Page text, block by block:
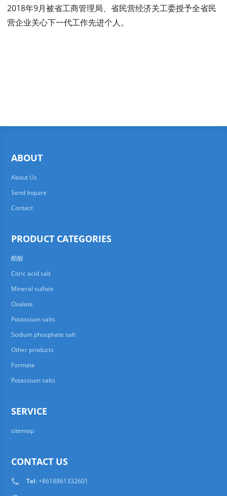
2018年9月被省工商管理局、省民营经济关工委授予全省民
营企业关心下一代工作先进个人。
ABOUT
About Us
Send Inquire
Contact
PRODUCT CATEGORIES
醋酸
Citric acid salt
Mineral sulfate
Oxalate
Potassium salts
Sodium phosphate salt
Other products
Formate
Potassium salts
SERVICE
sitemap
CONTACT US
Tel: +8618861332601